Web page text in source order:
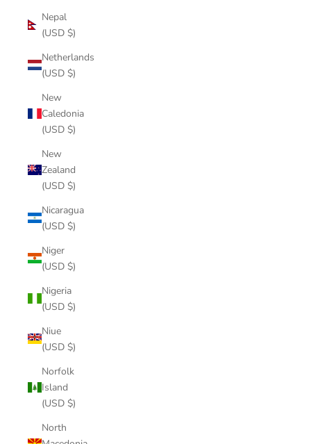
Nepal
(USD $)
Netherlands
(USD $)
New
Caledonia
(USD $)
New
Zealand
(USD $)
Nicaragua
(USD $)
Niger
(USD $)
Nigeria
(USD $)
Niue
(USD $)
Norfolk
Island
(USD $)
North